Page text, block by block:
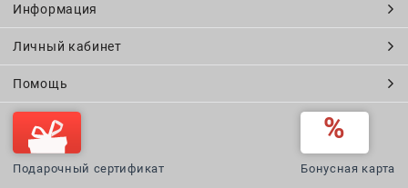
Информация
Личный кабинет
Помощь
Подарочный сертификат Бонусная карта